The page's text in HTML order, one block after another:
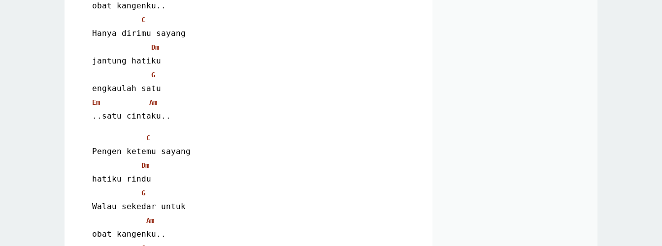
obat kangenku..
C
Hanya dirimu sayang
Dm
jantung hatiku
G
engkaulah satu
Em Am
..satu cintaku..
C
Pengen ketemu sayang
Dm
hatiku rindu
G
Walau sekedar untuk
Am
obat kangenku..